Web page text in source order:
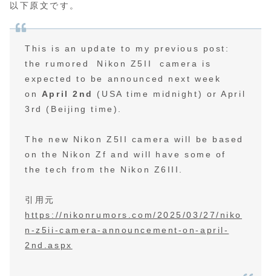
以下原文です。
This is an update to my previous post:
the rumored Nikon Z5II camera is
expected to be announced next week
on April 2nd
(USA time midnight) or April
3rd (Beijing time).
The new Nikon Z5II camera will be based
on the Nikon Zf and will have some of
the tech from the Nikon Z6III.
引用元
https://nikonrumors.com/2025/03/27/niko
n-z5ii-camera-announcement-on-april-
2nd.aspx